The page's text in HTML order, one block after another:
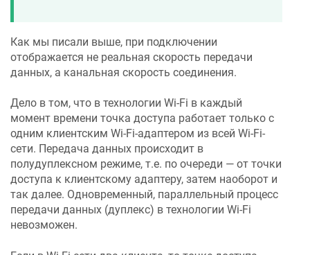
Как мы писали выше, при подключении
отображается не реальная скорость передачи
данных, а канальная скорость соединения.
Дело в том, что в технологии Wi-Fi в каждый
момент времени точка доступа работает только с
одним клиентским Wi-Fi-адаптером из всей Wi-Fi-
сети. Передача данных происходит в
полудуплексном режиме, т.е. по очереди — от точки
доступа к клиентскому адаптеру, затем наоборот и
так далее. Одновременный, параллельный процесс
передачи данных (дуплекс) в технологии Wi-Fi
невозможен.